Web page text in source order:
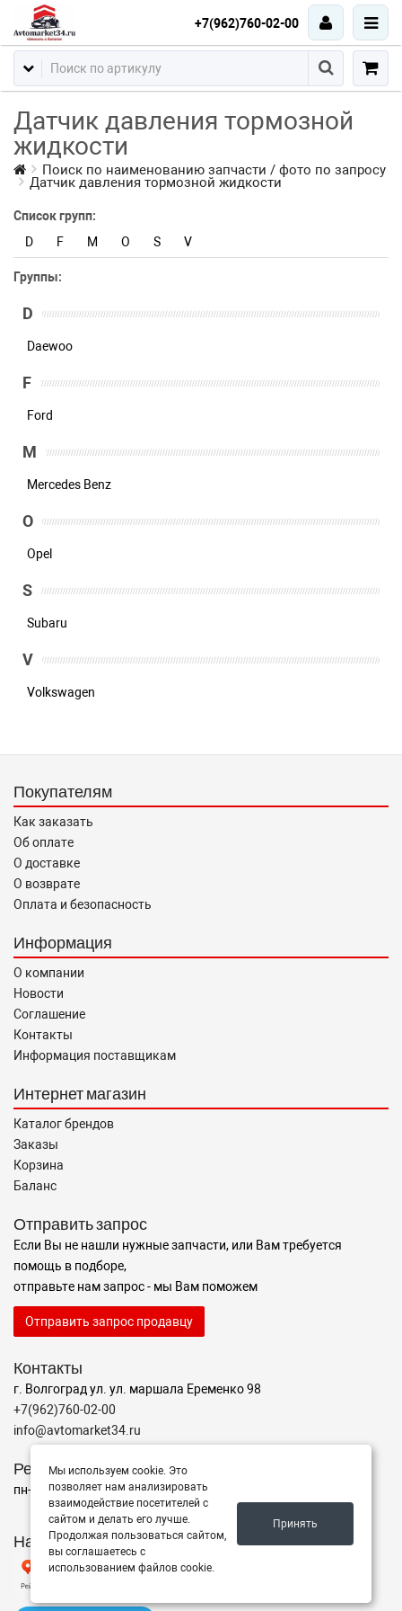
+7(962)760-02-00
Датчик давления тормозной
жидкости
Поиск по наименованию запчасти / фото по запросу
Датчик давления тормозной жидкости
Список групп:
D
F M O S V
Группы:
D
Daewoo
F
Ford
M
Mercedes Benz
O
Opel
S
Subaru
V
Volkswagen
Покупателям
Как заказать
Об оплате
О доставке
О возврате
Оплата и безопасность
Информация
О компании
Новости
Соглашение
Контакты
Информация поставщикам
Интернет магазин
Каталог брендов
Заказы
Корзина
Баланс
Отправить запрос
Если Вы не нашли нужные запчасти, или Вам требуется
помощь в подборе,
отправьте нам запрос - мы Вам поможем
Отправить запрос продавцу
Контакты
г. Волгоград ул. ул. маршала Еременко 98
+7(962)760-02-00
info@avtomarket34.ru
Режим работы
пн-пт с 10:00 до 15:00, Сб-Вс выходной
Наш рейтинг на Яндексе
Мы используем cookie. Это
позволяет нам анализировать
взаимодействие посетителей с
сайтом и делать его лучше.
Продолжая пользоваться сайтом,
вы соглашаетесь с
использованием файлов cookie.
Принять